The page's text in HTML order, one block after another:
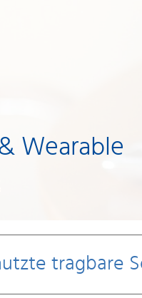
Wearable
tragbare